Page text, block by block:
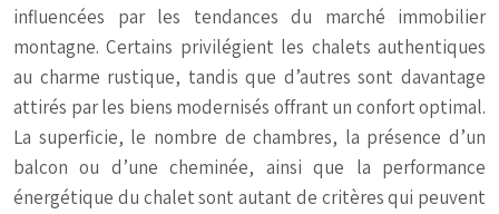
influencées par les tendances du marché immobilier
montagne. Certains privilégient les chalets authentiques
au charme rustique, tandis que d’autres sont davantage
attirés par les biens modernisés offrant un confort optimal.
La superficie, le nombre de chambres, la présence d’un
balcon ou d’une cheminée, ainsi que la performance
énergétique du chalet sont autant de critères qui peuvent